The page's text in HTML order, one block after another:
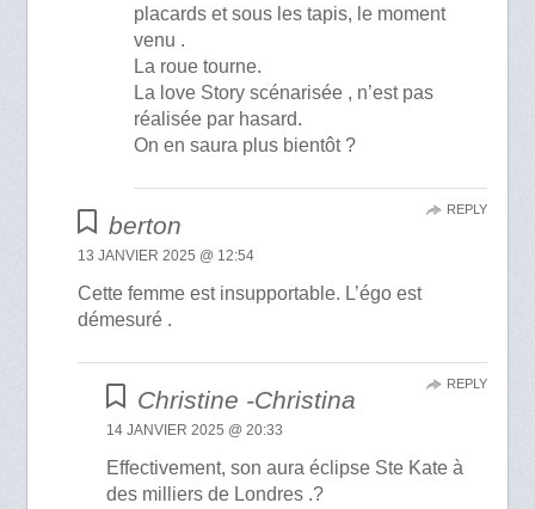
placards et sous les tapis, le moment
venu .
La roue tourne.
La love Story scénarisée , n’est pas
réalisée par hasard.
On en saura plus bientôt ?
berton
13 JANVIER 2025 @ 12:54
Cette femme est insupportable. L’égo est
démesuré .
REPLY
Christine -Christina
14 JANVIER 2025 @ 20:33
Effectivement, son aura éclipse Ste Kate à
des milliers de Londres .?
REPLY